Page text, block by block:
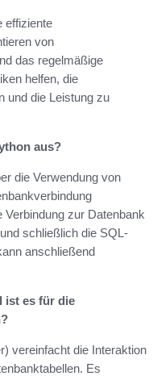
effiziente
von
das regelmäßige
helfen, die
und die Leistung zu
aus?
die Verwendung von
zur Datenbank
schließlich die SQL-
anschließend
ist es für die
vereinfacht die Interaktion
Es